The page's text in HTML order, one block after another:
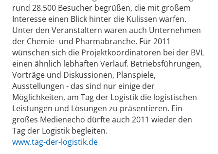
rund 28.500 Besucher begrüßen, die mit großem
Interesse einen Blick hinter die Kulissen warfen.
Unter den Veranstaltern waren auch Unternehmen
der Chemie- und Pharmabranche. Für 2011
wünschen sich die Projektkoordinatoren bei der BVL
einen ähnlich lebhaften Verlauf. Betriebsführungen,
Vorträge und Diskussionen, Planspiele,
Ausstellungen - das sind nur einige der
Möglichkeiten, am Tag der Logistik die logistischen
Leistungen und Lösungen zu präsentieren. Ein
großes Medienecho dürfte auch 2011 wieder den
Tag der Logistik begleiten.
www.tag-der-logistik.de